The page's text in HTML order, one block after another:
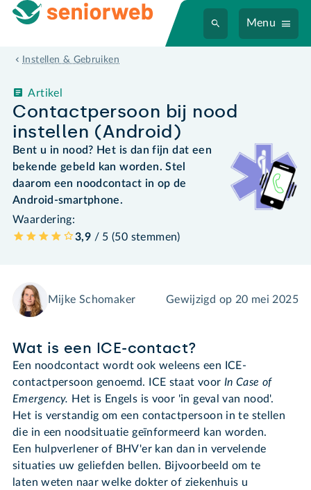
Menu
Instellen & Gebruiken
Contactpersoon bij nood
instellen (Android)
Artikel
Bent u in nood? Het is dan fijn dat een
bekende gebeld kan worden. Stel
daarom een noodcontact in op de
Android-smartphone.
Waardering:
3,9 / 5 (50 stemmen)
Mijke Schomaker Gewijzigd op 20 mei 2025
Wat is een ICE-contact?
Een noodcontact wordt ook weleens een ICE-
contactpersoon genoemd. ICE staat voor In Case of
Emergency. Het is Engels is voor 'in geval van nood'.
Het is verstandig om een contactpersoon in te stellen
die in een noodsituatie geïnformeerd kan worden.
Een hulpverlener of BHV'er kan dan in vervelende
situaties uw geliefden bellen. Bijvoorbeeld om te
laten weten naar welke dokter of ziekenhuis u